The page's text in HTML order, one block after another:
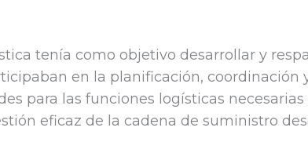
tenía como objetivo desarrollar y
en la planificación,
para las funciones logísticas
eficaz de la cadena de suministro